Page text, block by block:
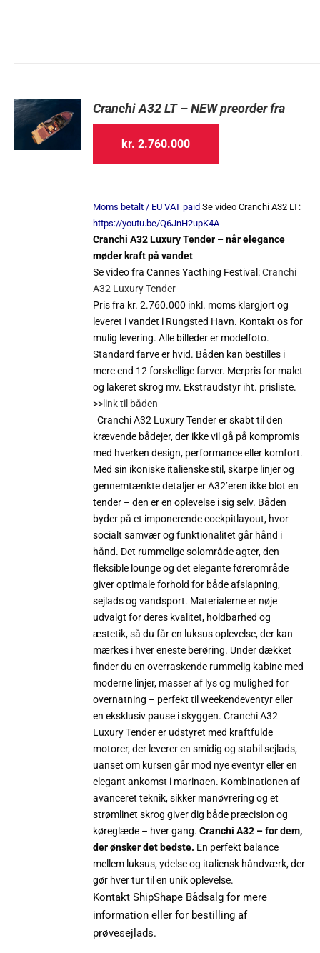
Cranchi A32 LT – NEW preorder fra
kr. 2.760.000
Moms betalt / EU VAT paid Se video Cranchi A32 LT:
https://youtu.be/Q6JnH2upK4A
Cranchi A32 Luxury Tender – når elegance
møder kraft på vandet
Se video fra Cannes Yacthing Festival:Cranchi
A32 Luxury Tender
Pris fra kr. 2.760.000 inkl. moms klargjort og
leveret i vandet i Rungsted Havn. Kontakt os for
mulig levering. Alle billeder er modelfoto.
Standard farve er hvid. Båden kan bestilles i
mere end 12 forskellige farver. Merpris for malet
og lakeret skrog mv. Ekstraudstyr iht. prisliste.
>> link til båden
Cranchi A32 Luxury Tender er skabt til den
krævende bådejer, der ikke vil gå på kompromis
med hverken design, performance eller komfort.
Med sin ikoniske italienske stil, skarpe linjer og
gennemtænkte detaljer er A32’eren ikke blot en
tender – den er en oplevelse i sig selv. Båden
byder på et imponerende cockpitlayout, hvor
socialt samvær og funktionalitet går hånd i
hånd. Det rummelige solområde agter, den
fleksible lounge og det elegante førerområde
giver optimale forhold for både afslapning,
sejlads og vandsport. Materialerne er nøje
udvalgt for deres kvalitet, holdbarhed og
æstetik, så du får en luksus oplevelse, der kan
mærkes i hver eneste berøring. Under dækket
finder du en overraskende rummelig kabine med
moderne linjer, masser af lys og mulighed for
overnatning – perfekt til weekendeventyr eller
en eksklusiv pause i skyggen. Cranchi A32
Luxury Tender er udstyret med kraftfulde
motorer, der leverer en smidig og stabil sejlads,
uanset om kursen går mod nye eventyr eller en
elegant ankomst i marinaen. Kombinationen af
avanceret teknik, sikker manøvrering og et
strømlinet skrog giver dig både præcision og
køreglæde – hver gang.Cranchi A32 – for dem,
der ønsker det bedste. En perfekt balance
mellem luksus, ydelse og italiensk håndværk, der
gør hver tur til en unik oplevelse.
Kontakt ShipShape Bådsalg for mere
information eller for bestilling af
prøvesejlads.